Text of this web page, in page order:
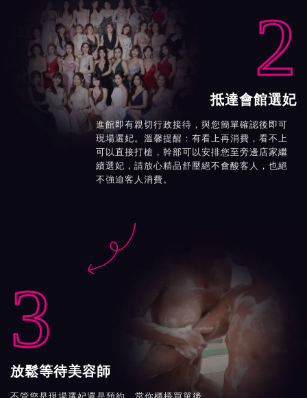
2
抵達會館選妃
進館即有親切行政接待，與您簡單確認後即可
現場選妃。溫馨提醒：有看上再消費，看不上
可以直接打槍，幹部可以安排您至旁邊店家繼
續選妃，請放心精品舒壓絕不會酸客人，也絕
不強迫客人消費。

3
放鬆等待美容師